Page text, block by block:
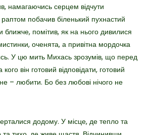
намагаючись серцем відчути
побачив біленький пухнастий
ближче, помітив, як на нього дивилися
оченята, а привітна мордочка
У цю мить Михась зрозумів, що перед
він готовий відповідати, готовий
– любити. Бо без любові нічого не
додому. У місце, де тепло та